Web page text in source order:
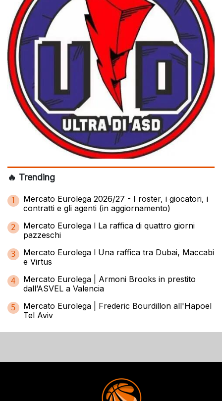
🔥 Trending
1
Mercato Eurolega 2026/27 - I roster, i giocatori, i
contratti e gli agenti (in aggiornamento)
2
Mercato Eurolega l La raffica di quattro giorni
pazzeschi
3
Mercato Eurolega l Una raffica tra Dubai, Maccabi
e Virtus
4
Mercato Eurolega | Armoni Brooks in prestito
dall’ASVEL a Valencia
5
Mercato Eurolega | Frederic Bourdillon all'Hapoel
Tel Aviv